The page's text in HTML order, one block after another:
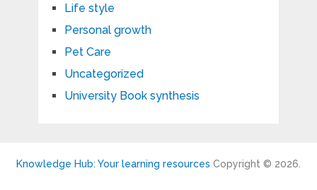
Life style
Personal growth
Pet Care
Uncategorized
University Book synthesis
Knowledge Hub: Your learning resources Copyright © 2026.